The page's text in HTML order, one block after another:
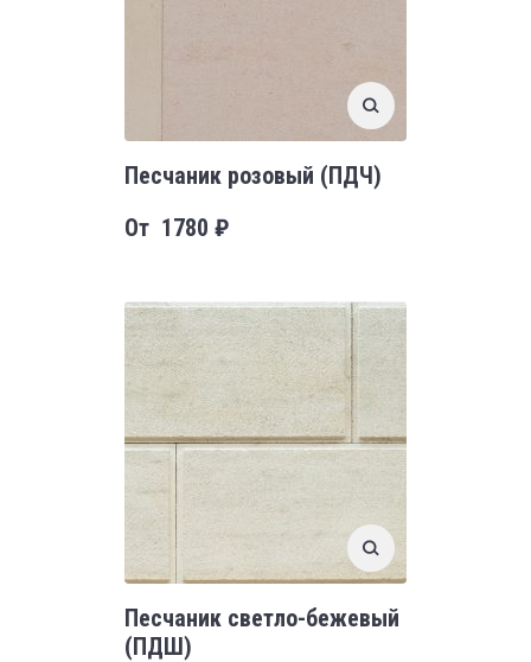
Песчаник розовый (ПДЧ)
От 1780 ₽
Песчаник светло-бежевый
(ПДШ)